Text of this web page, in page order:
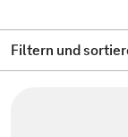
Filtern und